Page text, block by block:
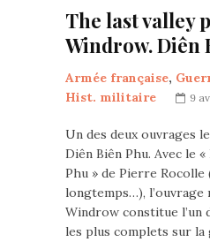
The last valley
Windrow. Diên
Armée française,
Hist. militaire
9
Un des deux ouvrages
Diên Biên Phu. Avec le
Phu » de Pierre
longtemps…),
Windrow constitue l’un
les plus complets sur la